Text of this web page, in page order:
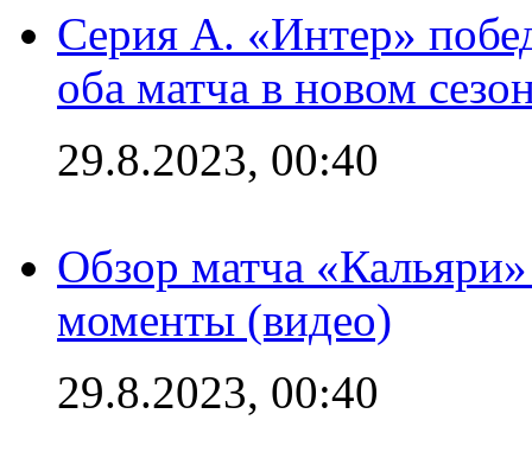
Серия А. «Интер»
оба матча в новом
29.8.2023, 00:40
Обзор матча
моменты (видео)
29.8.2023, 00:40